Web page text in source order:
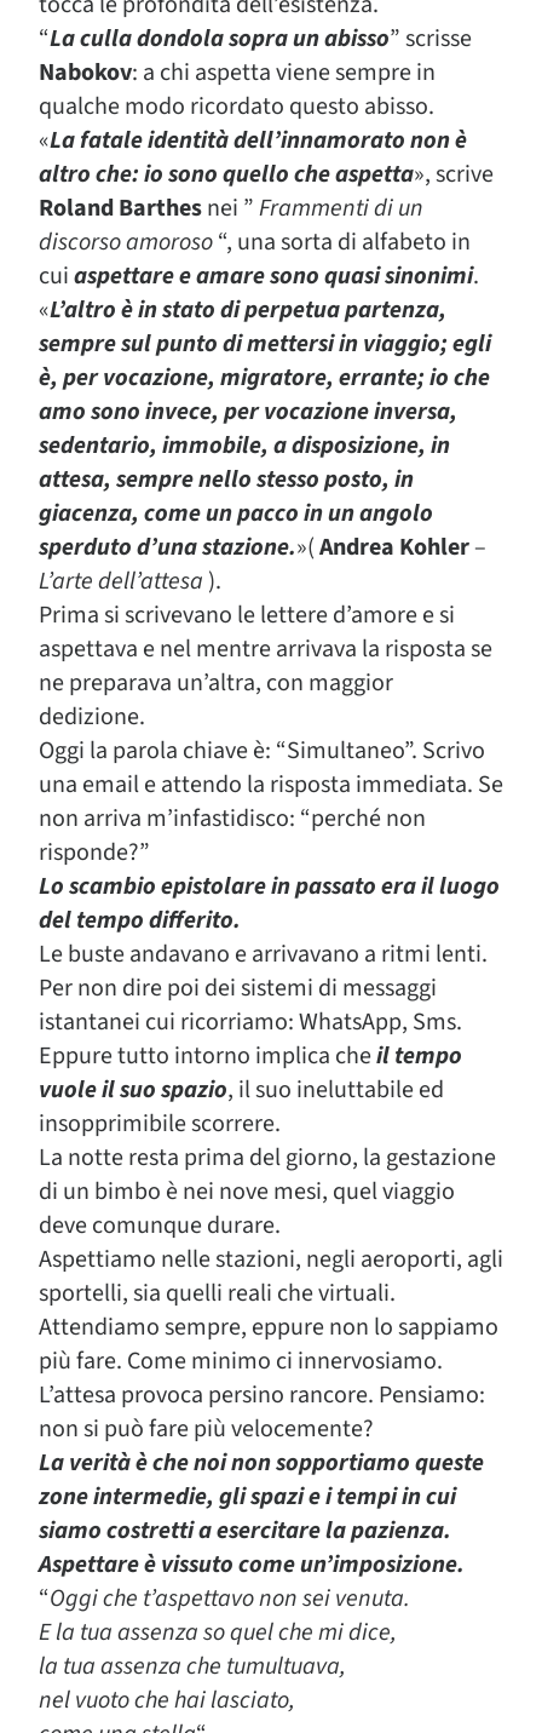
“La culla dondola sopra un abisso” scrisse
Nabokov: a chi aspetta viene sempre in
qualche modo ricordato questo abisso.
«La fatale identità dell’innamorato non è
altro che: io sono quello che aspetta», scrive
Roland Barthesnei ”Frammenti di un
discorso amoroso“, una sorta di alfabeto in
cuiaspettare e amare sono quasi sinonimi.
«L’altro è in stato di perpetua partenza,
sempre sul punto di mettersi in viaggio; egli
è, per vocazione, migratore, errante; io che
amo sono invece, per vocazione inversa,
sedentario, immobile, a disposizione, in
attesa, sempre nello stesso posto, in
giacenza, come un pacco in un angolo
sperduto d’una stazione.»(Andrea Kohler–
L’arte dell’attesa ).
Prima si scrivevano le lettere d’amore e si
aspettava e nel mentre arrivava la risposta se
ne preparava un’altra, con maggior
dedizione.
Oggi la parola chiave è: “Simultaneo”. Scrivo
una email e attendo la risposta immediata. Se
non arriva m’infastidisco: “perché non
risponde?”
Lo scambio epistolare in passato era il luogo
del tempo differito.
Le buste andavano e arrivavano a ritmi lenti.
Per non dire poi dei sistemi di messaggi
istantanei cui ricorriamo: WhatsApp, Sms.
Eppure tutto intorno implica cheil tempo
vuole il suo spazio, il suo ineluttabile ed
insopprimibile scorrere.
La notte resta prima del giorno, la gestazione
di un bimbo è nei nove mesi, quel viaggio
deve comunque durare.
Aspettiamo nelle stazioni, negli aeroporti, agli
sportelli, sia quelli reali che virtuali.
Attendiamo sempre, eppure non lo sappiamo
più fare. Come minimo ci innervosiamo.
L’attesa provoca persino rancore. Pensiamo:
non si può fare più velocemente?
La verità è che noi non sopportiamo queste
zone intermedie, gli spazi e i tempi in cui
siamo costretti a esercitare la pazienza.
Aspettare è vissuto come un’imposizione.
“Oggi che t’aspettavo non sei venuta.
E la tua assenza so quel che mi dice,
la tua assenza che tumultuava,
nel vuoto che hai lasciato,